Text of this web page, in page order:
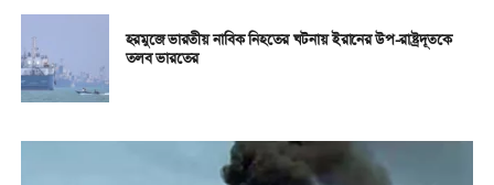
হরমুজে ভারতীয় নাবিক নিহতের ঘটনায় ইরানের উপ-রাষ্ট্রদূতকে
তলব ভারতের